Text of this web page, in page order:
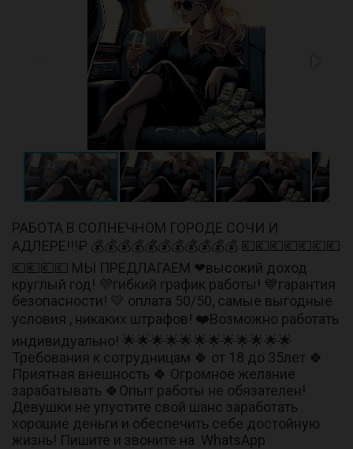
РАБОТА В СОЛНЕЧНОМ ГОРОДЕ СОЧИ И
АДЛЕРЕ!!!₽ 💰💰💰💰💰💰💰💰💰💰💰 💶💶💶💶💶💶💶
💶💶💶💶 МЫ ПРЕДЛАГАЕМ ❤высокий доход
круглый год! 💜гибкий график работы! 💙гарантия
безопасности! 💛 оплата 50/50, самые выгодные
условия , никаких штрафов! ❤️Возможно работать
индивидуально! 🌟🌟🌟🌟🌟🌟🌟🌟🌟🌟🌟🌟
Требования к сотрудницам 🍀 от 18 до 35лет 🍀
Приятная внешность 🍀 Огромное желание
зарабатывать 🍀Опыт работы не обязателен!
Девушки не упустите свой шанс заработать
хорошие деньги и обеспечить себе достойную
жизнь! Пишите и звоните на WhatsApp